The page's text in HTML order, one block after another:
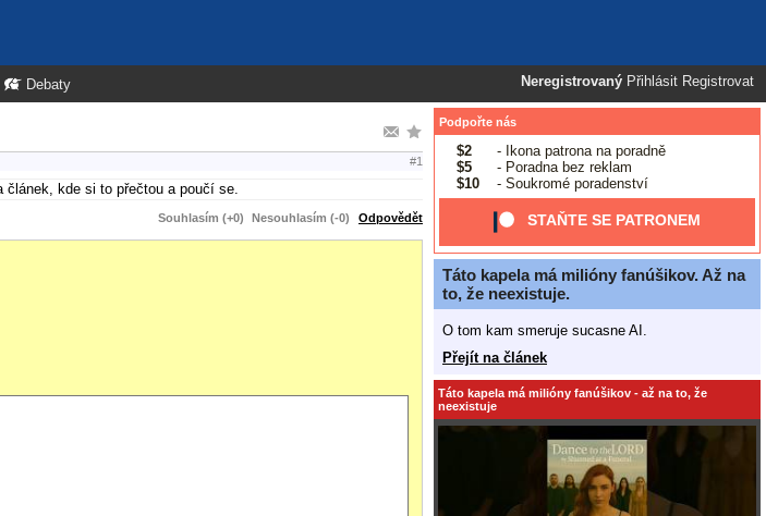
Neregistrovaný Přihlásit Registrovat
Debaty
#1
kde si to přečtou a poučí se.
Souhlasím (+0) Nesouhlasím (-0) Odpovědět
Podpořte nás
$2
- Ikona patrona na poradně
$5
- Poradna bez reklam
$10
- Soukromé poradenství
STAŇTE SE PATRONEM
Táto kapela má milióny fanúšikov. Až na
to, že neexistuje.
O tom kam smeruje sucasne AI.
Přejít na článek
Táto kapela má milióny fanúšikov - až na to, že
neexistuje